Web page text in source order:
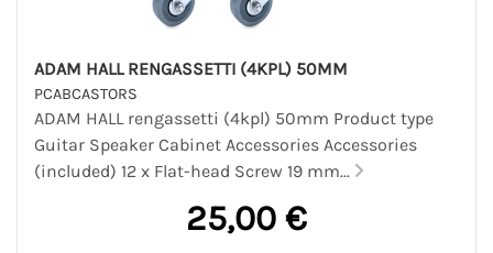
ADAM HALL RENGASSETTI (4KPL) 50MM
PCABCASTORS
ADAM HALL rengassetti (4kpl) 50mm Product type
Guitar Speaker Cabinet Accessories Accessories
(included) 12 x Flat-head Screw 19 mm...
25,00 €